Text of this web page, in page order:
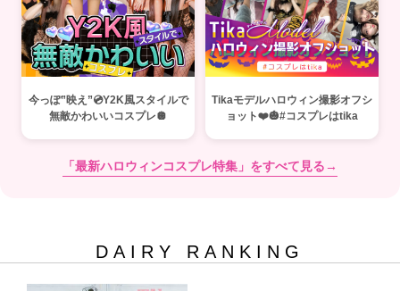
今っぽ”映え”💿Y2K風スタイルで
無敵かわいいコスプレ🪩
Tikaモデルハロウィン撮影オフシ
ョット❤️🎃#コスプレはtika
「最新ハロウィンコスプレ特集」をすべて見る→
DAIRY RANKING